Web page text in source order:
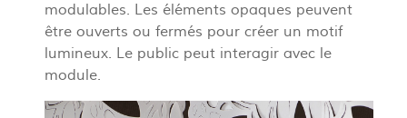
modulables. Les éléments opaques peuvent
être ouverts ou fermés pour créer un motif
lumineux. Le public peut interagir avec le
module.